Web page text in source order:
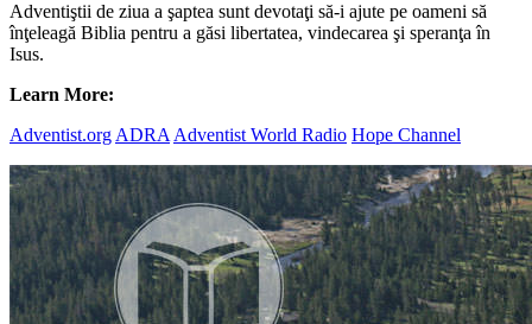
Adventiştii de ziua a şaptea sunt devotaţi să-i ajute pe oameni să
înţeleagă Biblia pentru a găsi libertatea, vindecarea şi speranţa în
Isus.
Learn More:
Adventist.org ADRA Adventist World Radio Hope Channel